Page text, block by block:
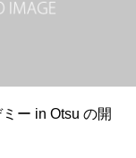
ー in Otsu の開